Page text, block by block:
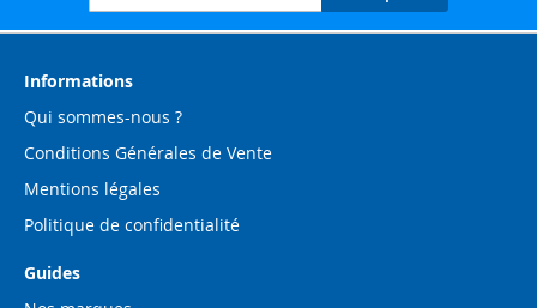
à
notre
d’information
Informations
Qui sommes-nous ?
Conditions Générales de Vente
Mentions légales
Politique de confidentialité
Guides